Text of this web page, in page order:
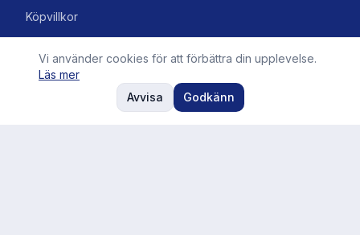
Köpvillkor
Kontakta oss
info@roslagskul.se
Gullmarsvägen 4, 121 40 Johanneshov
Vi använder cookies för att förbättra din upplevelse.
Läs mer
Avvisa
Godkänn